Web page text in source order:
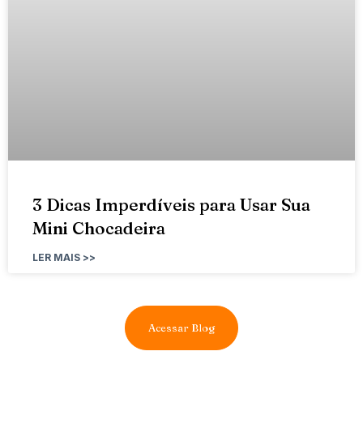
3 Dicas Imperdíveis para Usar Sua
Mini Chocadeira
LER MAIS >>
Acessar Blog